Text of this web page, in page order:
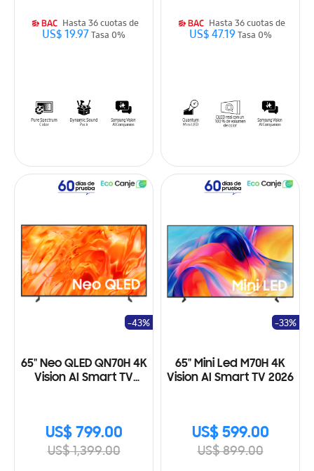
Hasta 36 cuotas de
US$ 19.97Tasa 0%
Hasta 36 cuotas de
US$ 47.19Tasa 0%
65" Neo QLED QN70H 4K
Vision AI Smart TV
US$ 799.00
US$ 1,399.00
-43%
65" Mini Led M70H 4K
Vision AI Smart TV 2026
US$ 599.00
US$ 899.00
-33%